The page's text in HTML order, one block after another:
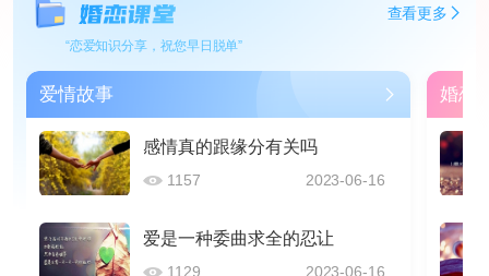
查看更多
“恋爱知识分享，祝您早日脱单”
爱情故事
感情真的跟缘分有关吗
1157 2023-06-16
爱是一种委曲求全的忍让
1129 2023-06-16
婚恋